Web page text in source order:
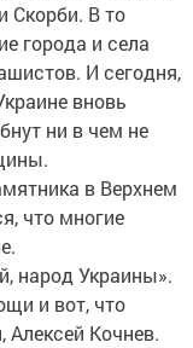
Скорби. В то
города и села
И сегодня,
вновь
ни в чем не
в Верхнем
что многие
народ Украины».
и вот, что
Алексей Кочнев.